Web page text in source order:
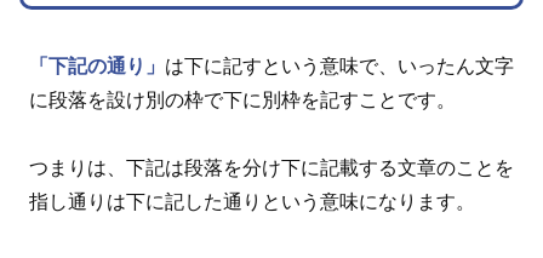
「下記の通り」 は下に記すという意味で、いったん文字
に段落を設け別の枠で下に別枠を記すことです。
つまりは、下記は段落を分け下に記載する文章のことを
指し通りは下に記した通りという意味になります。